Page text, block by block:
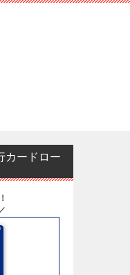
カードロー